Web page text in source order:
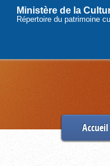
Ministère de la
Répertoire du patrimoine
Accueil